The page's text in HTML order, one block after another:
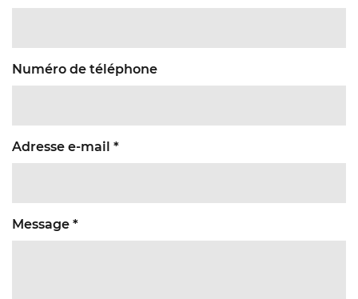
Numéro de téléphone
Adresse e-mail *
Message *